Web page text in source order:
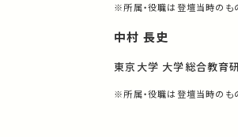
※所属・役職は登壇当時のも
中村 長史
東京大学 大学総合教育
※所属・役職は登壇当時のも